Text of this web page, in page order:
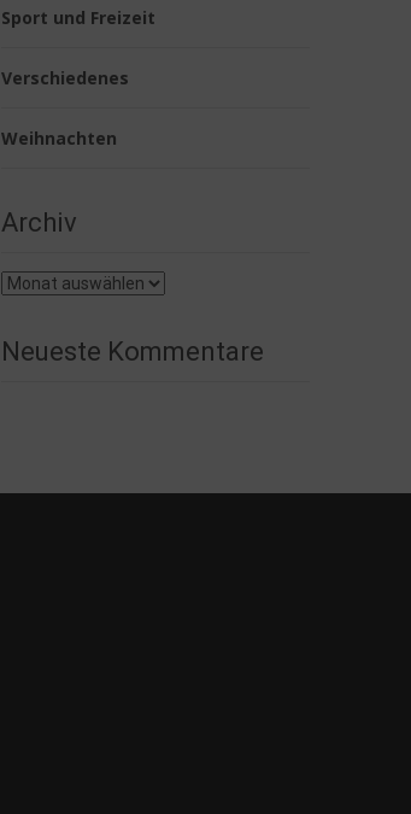
Sport und Freizeit
Verschiedenes
Weihnachten
Archiv
Archiv
Neueste Kommentare